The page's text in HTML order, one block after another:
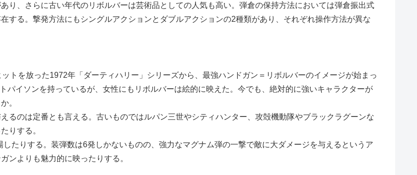
り、さらに古い年代のリボルバーは芸術品としての人気も高い。弾倉の保持方法においては弾倉振出式
する。撃発方法にもシングルアクションとダブルアクションの2種類があり、それぞれ操作方法が異な
トを放った1972年「ダーティハリー」シリーズから、最強ハンドガン＝リボルバーのイメージが始まっ
パイソンを持っているが、女性にもリボルバーは絵的に映えた。今でも、絶対的に強いキャラクターが
。
るのは定番とも言える。古いものではルパン三世やシティハンター、攻殻機動隊やブラックラグーンな
りする。
たりする。装弾数は6発しかないものの、強力なマグナム弾の一撃で敵に大ダメージを与えるというア
ンよりも魅力的に映ったりする。